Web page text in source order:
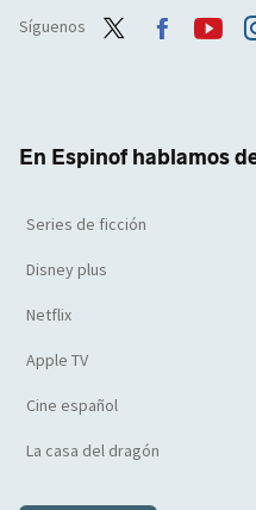
Síguenos
En Espinof hablamos
Series de ficción
Disney plus
Netflix
Apple TV
Cine español
La casa del dragón